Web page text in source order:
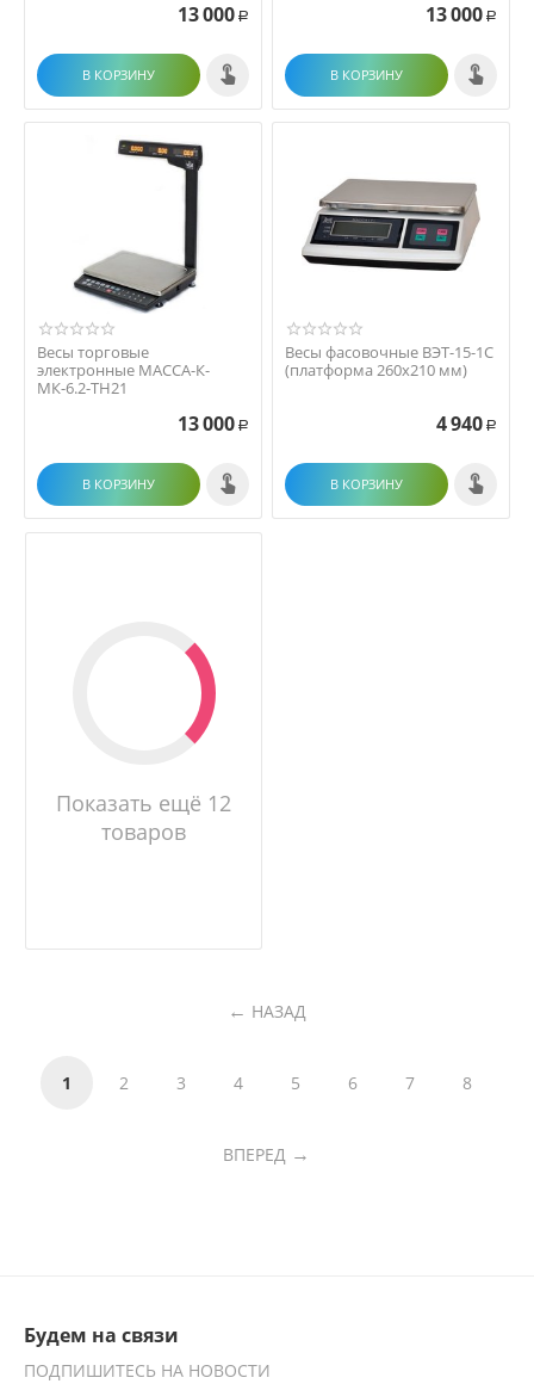
13 000 Р
В КОРЗИНУ
13 000 Р
В КОРЗИНУ
Весы торговые
электронные МАССА-К-
МК-6.2-ТН21
13 000 Р
В КОРЗИНУ
Весы фасовочные ВЭТ-15-1С
(платформа 260х210 мм)
4 940 Р
В КОРЗИНУ
Показать ещё 12
товаров
НАЗАД
1 2 3 4 5 6 7 8
ВПЕРЕД
Будем на связи
ПОДПИШИТЕСЬ НА НОВОСТИ